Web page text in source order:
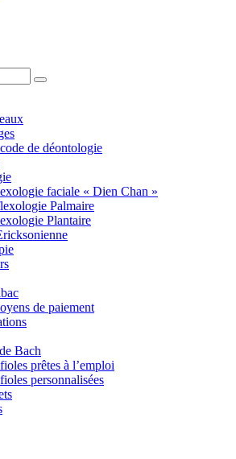
de déontologie
faciale « Dien Chan »
Palmaire
Plantaire
de paiement
Bach
prêtes à l’emploi
personnalisées